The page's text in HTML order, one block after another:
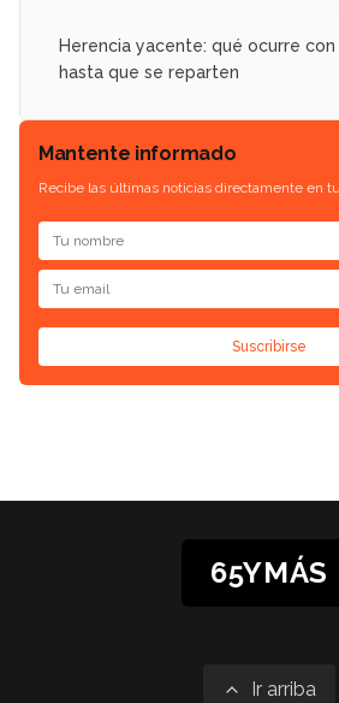
Herencia yacente: qué ocurre
hasta que se reparten
Mantente informado
Recibe las últimas noticias directamente en
Suscribirse
65YMÁS
Ir arriba